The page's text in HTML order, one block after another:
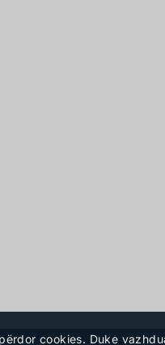
cookies. Duke